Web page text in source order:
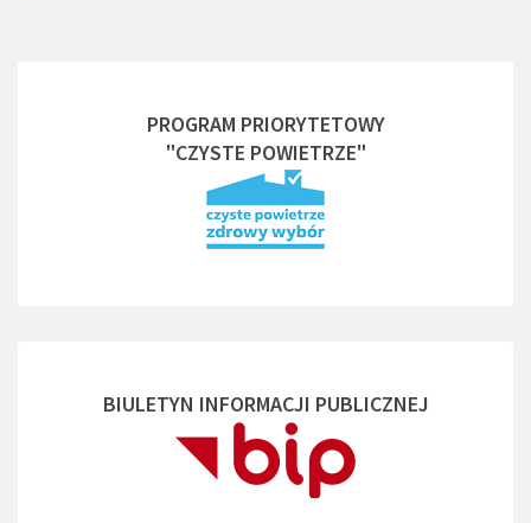
PROGRAM PRIORYTETOWY
"CZYSTE POWIETRZE"
BIULETYN INFORMACJI PUBLICZNEJ